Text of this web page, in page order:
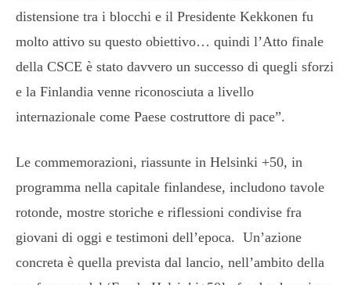
distensione tra i blocchi e il Presidente Kekkonen fu
molto attivo su questo obiettivo… quindi l’Atto finale
della CSCE è stato davvero un successo di quegli sforzi
e la Finlandia venne riconosciuta a livello
internazionale come Paese costruttore di pace”.
Le commemorazioni, riassunte in Helsinki +50, in
programma nella capitale finlandese, includono tavole
rotonde, mostre storiche e riflessioni condivise fra
giovani di oggi e testimoni dell’epoca. Un’azione
concreta è quella prevista dal lancio, nell’ambito della